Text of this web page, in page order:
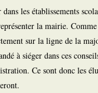
les établissements
la mairie.
sur la ligne de la
à siéger dans ces
Ce sont donc les